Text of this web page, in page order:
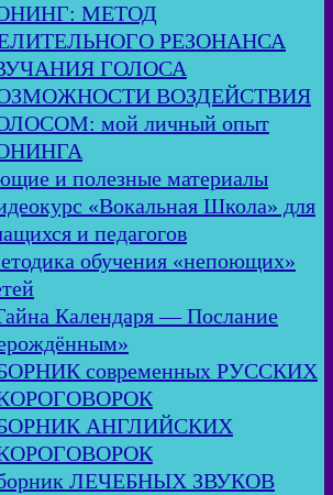
МЕТОД
РЕЗОНАНСА
ГОЛОСА
ВОЗДЕЙСТВИЯ
мой личный опыт
и полезные материалы
«Вокальная Школа» для
и педагогов
обучения «непоющих»
Календаря — Послание
современных РУССКИХ
АНГЛИЙСКИХ
ЛЕЧЕБНЫХ ЗВУКОВ